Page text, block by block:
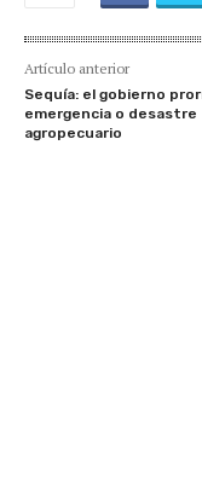
Artículo anterior
Sequía: el gobierno
emergencia o desastre
agropecuario